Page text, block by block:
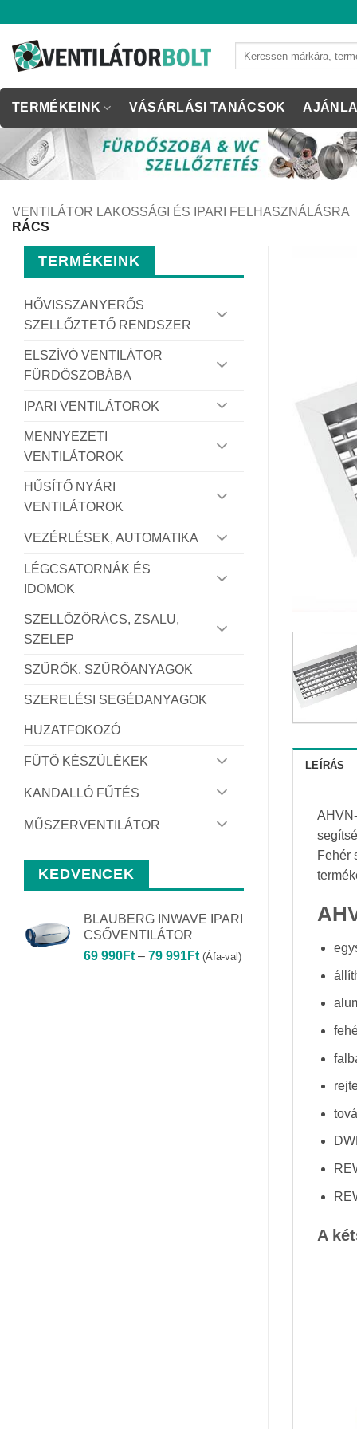
content
TERMÉKEINK VÁSÁRLÁSI TANÁCSOK
VENTILÁTOR LAKOSSÁGI ÉS IPARI FELHASZNÁLÁSRA
RÁCS
TERMÉKEINK
HŐVISSZANYERŐS
SZELLŐZTETŐ RENDSZER
ELSZÍVÓ VENTILÁTOR
FÜRDŐSZOBÁBA
IPARI VENTILÁTOROK
MENNYEZETI
VENTILÁTOROK
HŰSÍTŐ NYÁRI
VENTILÁTOROK
VEZÉRLÉSEK, AUTOMATIKA
LÉGCSATORNÁK ÉS
IDOMOK
SZELLŐZŐRÁCS, ZSALU,
SZELEP
SZŰRŐK, SZŰRŐANYAGOK
SZERELÉSI SEGÉDANYAGOK
HUZATFOKOZÓ
FŰTŐ KÉSZÜLÉKEK
KANDALLÓ FŰTÉS
MŰSZERVENTILÁTOR
KEDVENCEK
BLAUBERG INWAVE IPARI
CSŐVENTILÁTOR
69 990Ft – 79 991FtÁrtartomány:
(Áfa-val)
LEÍRÁS
Fehér
A